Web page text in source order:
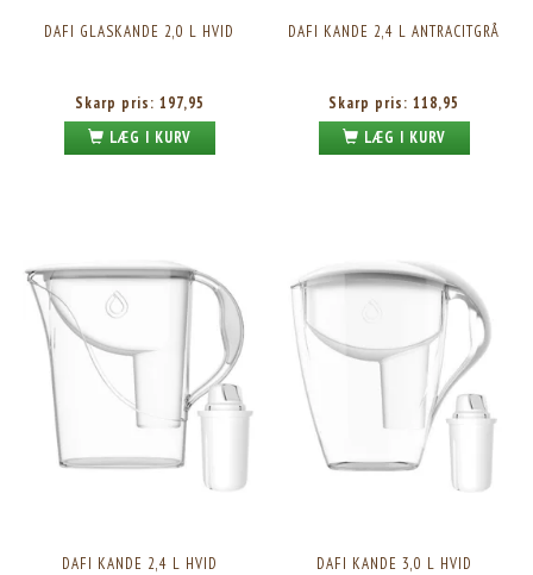
DAFI GLASKANDE 2,0 L HVID
Skarp pris: 197,95
LÆG I KURV
DAFI KANDE 2,4 L ANTRACITGRÅ
Skarp pris: 118,95
LÆG I KURV
DAFI KANDE 2,4 L HVID DAFI KANDE 3,0 L HVID